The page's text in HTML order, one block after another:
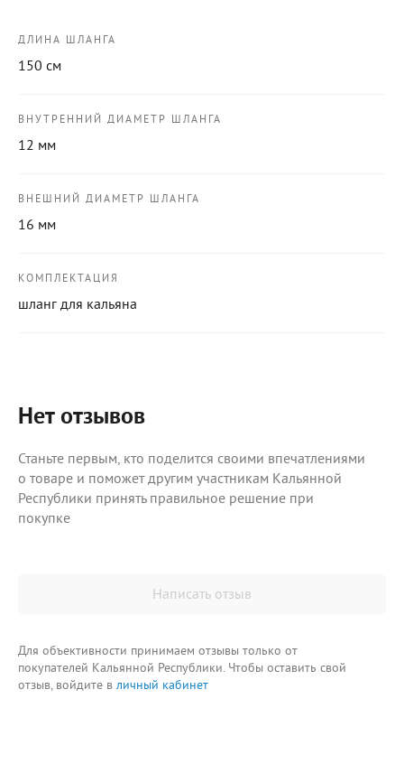
ДЛИНА ШЛАНГА
150 см
ВНУТРЕННИЙ ДИАМЕТР ШЛАНГА
12 мм
ВНЕШНИЙ ДИАМЕТР ШЛАНГА
16 мм
КОМПЛЕКТАЦИЯ
шланг для кальяна
Нет отзывов
Станьте первым, кто поделится своими впечатлениями
о товаре и поможет другим участникам Кальянной
Республики принять правильное решение при
покупке
Написать отзыв
Для объективности принимаем отзывы только от
покупателей Кальянной Республики. Чтобы оставить свой
отзыв, войдите в личный кабинет